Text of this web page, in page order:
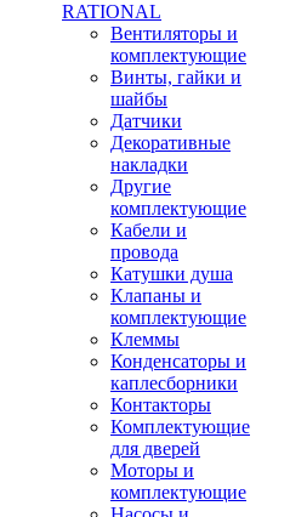
RATIONAL
Вентиляторы и
комплектующие
Винты, гайки и
шайбы
Датчики
Декоративные
накладки
Другие
комплектующие
Кабели и
провода
Катушки душа
Клапаны и
комплектующие
Клеммы
Конденсаторы и
каплесборники
Контакторы
Комплектующие
для дверей
Моторы и
комплектующие